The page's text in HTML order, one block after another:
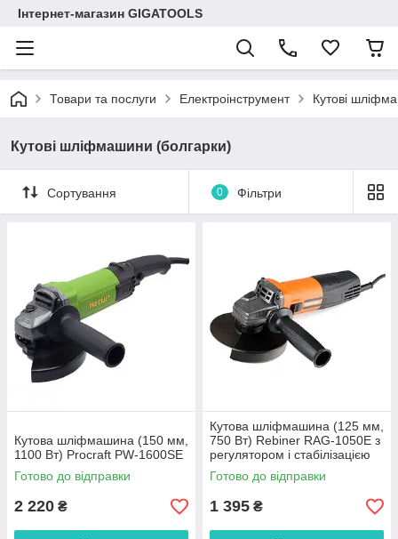
Інтернет-магазин GIGATOOLS
Товари та послуги Електроінструмент Кутові
Кутові шліфмашини (болгарки)
Сортування 0 Фільтри
Кутова шліфмашина (150 мм,
1100 Вт) Procraft PW-1600SE
Готово до відправки
2 220 ₴
Кутова шліфмашина (125 мм,
750 Вт) Rebiner RAG-1050E з
регулятором і стабілізацією
обертів
Готово до відправки
1 395 ₴